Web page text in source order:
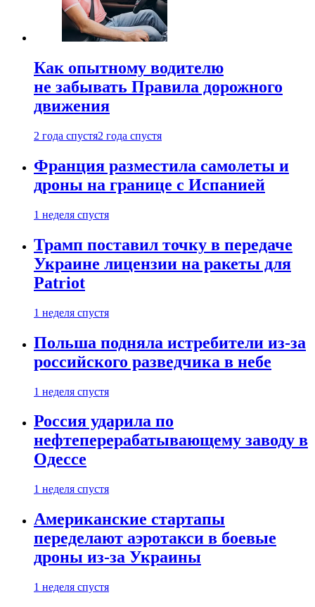
Как опытному водителю
не забывать Правила дорожного
движения
2 года спустя2 года спустя
Франция разместила самолеты и
дроны на границе с Испанией
1 неделя спустя
Трамп поставил точку в передаче
Украине лицензии на ракеты для
Patriot
1 неделя спустя
Польша подняла истребители из-за
российского разведчика в небе
1 неделя спустя
Россия ударила по
нефтеперерабатывающему заводу в
Одессе
1 неделя спустя
Американские стартапы
переделают аэротакси в боевые
дроны из-за Украины
1 неделя спустя